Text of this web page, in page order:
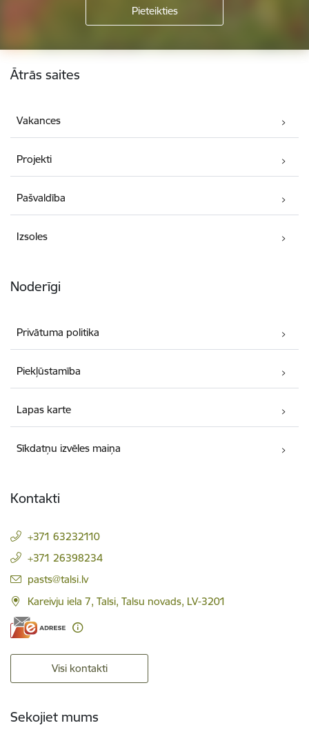
Kājene
Ātrās saites
Vakances
Projekti
Pašvaldība
Izsoles
Noderīgi
Privātuma politika
Piekļūstamība
Lapas karte
Sīkdatņu izvēles maiņa
Kontakti
+371 63232110
+371 26398234
E-pasts:
pasts@talsi.lv
Kareivju iela 7, Talsi, Talsu novads, LV-3201
Visi kontakti
Sekojiet mums